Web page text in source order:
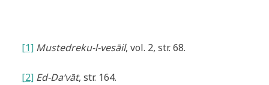
[1] Mustedreku-l-vesāil, vol. 2, str. 68.
[2] Ed-Da‘vāt, str. 164.